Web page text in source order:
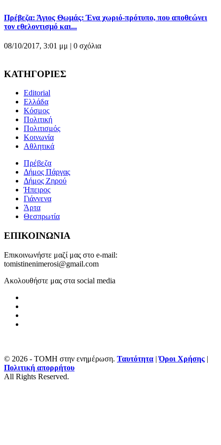
Πρέβεζα: Άγιος Θωμάς: Ένα χωριό-πρότυπο, που αποθεώνει
τον εθελοντισμό και...
08/10/2017, 3:01 μμ | 0 σχόλια
ΚΑΤΗΓΟΡΙΕΣ
Editorial
Ελλάδα
Κόσμος
Πολιτική
Πολιτισμός
Κοινωνία
Αθλητικά
Πρέβεζα
Δήμος Πάργας
Δήμος Ζηρού
Ήπειρος
Γιάννενα
Άρτα
Θεσπρωτία
ΕΠΙΚΟΙΝΩΝΙΑ
Επικοινωνήστε μαζί μας στο e-mail:
tomistinenimerosi@gmail.com
Ακολουθήστε μας στα social media
© 2026 - ΤΟΜΗ στην ενημέρωση. Ταυτότητα |Όροι Χρήσης |
Πολιτική απορρήτου
All Rights Reserved.